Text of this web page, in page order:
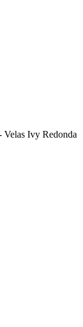
Velas Ivy Redonda